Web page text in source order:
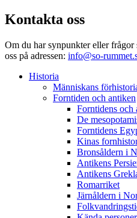
Kontakta oss
Om du har synpunkter eller
oss på adressen: info@so-
Historia
Människans
Forntiden och antiken
Forntidens och
De
Forntidens
Kinas
Bronsåldern i
Antikens
Antikens
Romarriket
Järnåldern i